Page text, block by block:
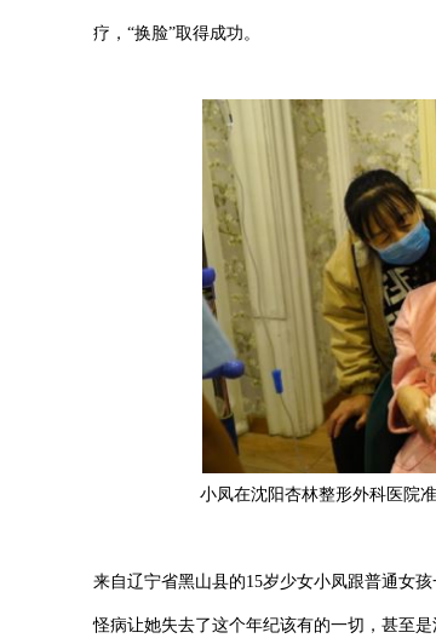
疗，“换脸”取得成功。
小凤在沈阳杏林整形外科医院准备
来自辽宁省黑山县的15岁少女小凤跟普通女
怪病让她失去了这个年纪该有的一切，甚至是